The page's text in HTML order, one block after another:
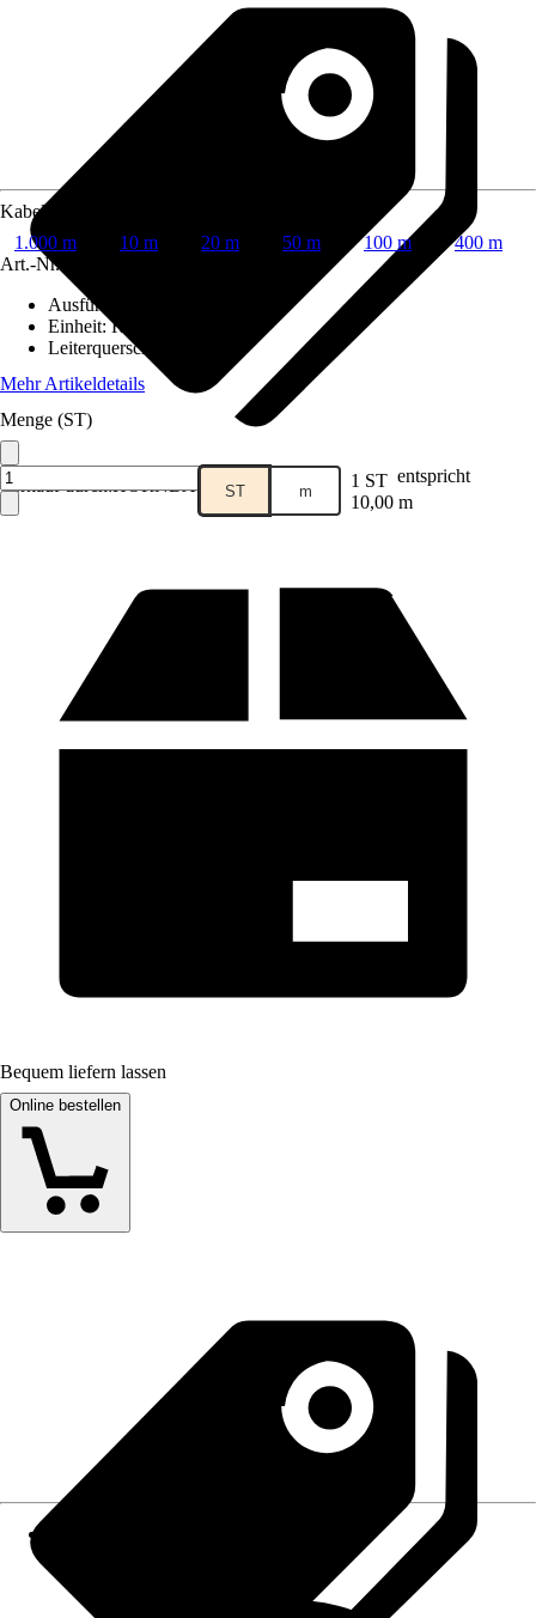
Verkauf durch:HORNBACH
Kabellänge
1.000 m
10 m 20 m 50 m 100 m
400 m
Art.-Nr.
Ausführung
Einheit:Ring
Leiterquerschnitt
Mehr Artikeldetails
Menge (ST)
ST m 1 ST entspricht
10,00 m
Bequem liefern lassen
Online bestellen